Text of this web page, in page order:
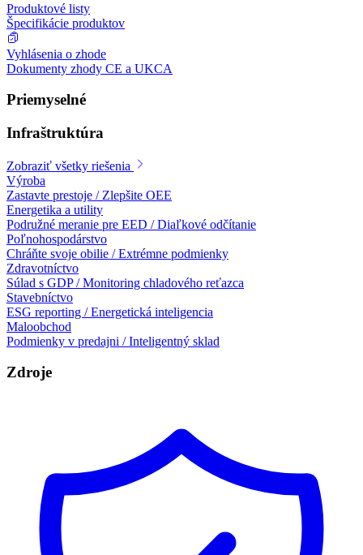
Produktové listy
Špecifikácie produktov
Vyhlásenia o zhode
Dokumenty zhody CE a UKCA
Priemyselné
Infraštruktúra
Zobraziť všetky riešenia
Výroba
Zastavte prestoje / Zlepšite OEE
Energetika a utility
Podružné meranie pre EED / Diaľkové odčítanie
Poľnohospodárstvo
Chráňte svoje obilie / Extrémne podmienky
Zdravotníctvo
Súlad s GDP / Monitoring chladového reťazca
Stavebníctvo
ESG reporting / Energetická inteligencia
Maloobchod
Podmienky v predajni / Inteligentný sklad
Zdroje